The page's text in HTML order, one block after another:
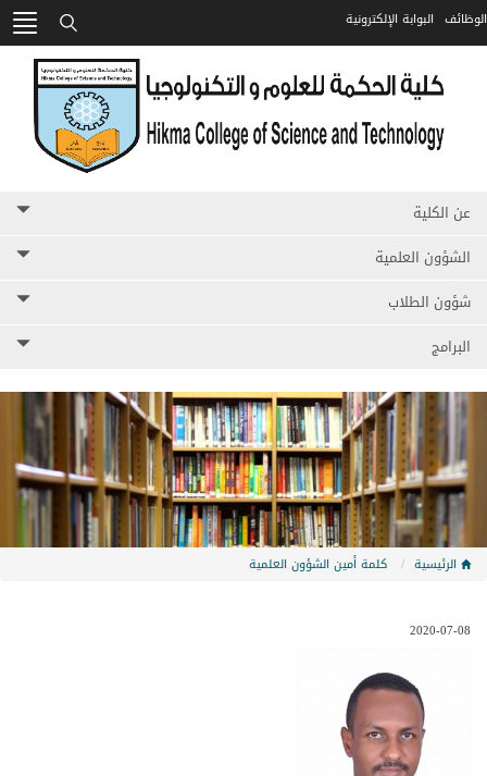
HIKMA بحث البوابة الإلكترونية الوظائف
عن الكلية
الشؤون العلمية
شؤون الطلاب
البرامج
الرئيسية كلمة أمين الشؤون العلمية
2020-07-08